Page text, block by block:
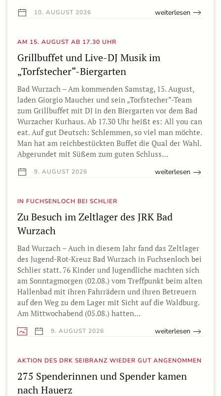
10. AUGUST 2026 weiterlesen
AM 15. AUGUST AB 17.30 UHR
Grillbuffet und Live-DJ Musik im
„Torfstecher“-Biergarten
Bad Wurzach – Am kommenden Samstag, 15. August,
laden Giorgio Maucher und sein „Torfstecher“-Team
zum Grillbuffet mit DJ in den Biergarten vor dem Bad
Wurzacher Kurhaus. Ab 17.30 Uhr heißt es: All you can
eat. Auf gut Deutsch: Schlemmen, so viel man möchte.
Man hat am reichbestückten Buffet die Qual der Wahl.
Abgerundet mit Süßem zum guten Schluss…
9. AUGUST 2026 weiterlesen
IN FUCHSENLOCH BEI SCHLIER
Zu Besuch im Zeltlager des JRK Bad
Wurzach
Bad Wurzach – Auch in diesem Jahr fand das Zeltlager
des Jugend-Rot-Kreuz Bad Wurzach in Fuchsenloch bei
Schlier statt. 76 Kinder und Jugendliche machten sich
am Sonntagmorgen (02.08.) vom Treffpunkt beim alten
Hallenbad mit ihren Fahrrädern und ihren Betreuern
auf den Weg zu dem Lager mit Sicht auf die Waldburg.
Am Mittwochabend (05.08.) hatten…
9. AUGUST 2026 weiterlesen
AKTION DES DRK SEIBRANZ WIEDER GUT ANGENOMMEN
275 Spenderinnen und Spender kamen
nach Hauerz